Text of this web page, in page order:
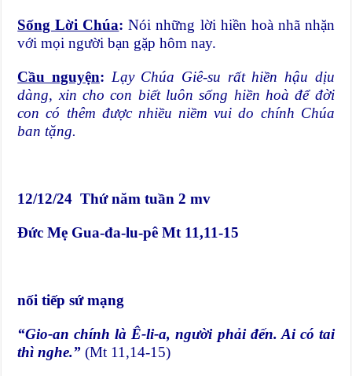
Sống Lời Chúa: Nói những lời hiền hoà nhã nhặn
với mọi người bạn gặp hôm nay.
Cầu nguyện: Lạy Chúa Giê-su rất hiền hậu dịu
dàng, xin cho con biết luôn sống hiền hoà để đời
con có thêm được nhiều niềm vui do chính Chúa
ban tặng.
12/12/24 Thứ năm tuần 2 mv
Đức Mẹ Gua-đa-lu-pê Mt 11,11-15
nối tiếp sứ mạng
“Gio-an chính là Ê-li-a, người phải đến. Ai có tai
thì nghe.”(Mt 11,14-15)